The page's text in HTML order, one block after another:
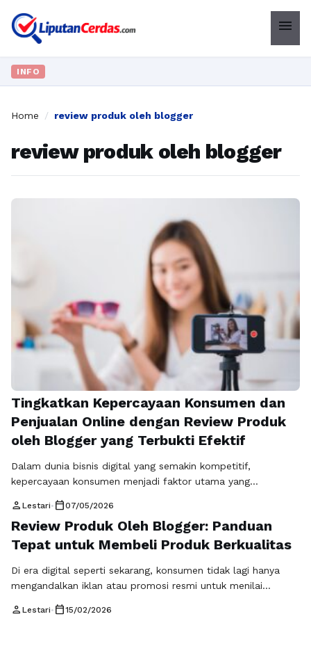
menu
INFO
Home / review produk oleh blogger
review produk oleh blogger
Tingkatkan Kepercayaan Konsumen dan
Penjualan Online dengan Review Produk
oleh Blogger yang Terbukti Efektif
Dalam dunia bisnis digital yang semakin kompetitif,
kepercayaan konsumen menjadi faktor utama yang
yang bagus saja tidak cukup jika tidak mampu meyakinkan
calon pembeli. Konsumen saat ini lebih cerdas, lebih kritis,
dan cenderung mencari pengalaman nyata sebelum
oleh blogger menjadi salah … Baca Selengkapnya
person Lestari• calendar_today07/05/2026
Review Produk Oleh Blogger: Panduan
Tepat untuk Membeli Produk Berkualitas
Di era digital seperti sekarang, konsumen tidak lagi hanya
mengandalkan iklan atau promosi resmi untuk menilai
produk oleh blogger sebagai panduan utama sebelum
person Lestari• calendar_today15/02/2026